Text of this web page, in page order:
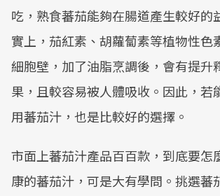
吃，熟食蕃茄能夠在腸道產生較好的
實上，茄紅素、胡蘿蔔素等植物性色
細胞壁，加了油脂烹調後，會有提升
果，且較容易被人體吸收。因此，若
用蕃茄汁，也是比較好的選擇。
市面上蕃茄汁產品百百款，到底要怎
康的蕃茄汁，可是大有學問。挑選蕃